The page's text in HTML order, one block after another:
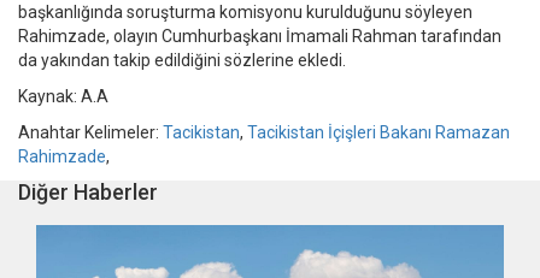
başkanlığında soruşturma komisyonu kurulduğunu söyleyen
Rahimzade, olayın Cumhurbaşkanı İmamali Rahman tarafından
da yakından takip edildiğini sözlerine ekledi.
Kaynak: A.A
Anahtar Kelimeler: Tacikistan, Tacikistan İçişleri Bakanı Ramazan
Rahimzade,
Diğer Haberler